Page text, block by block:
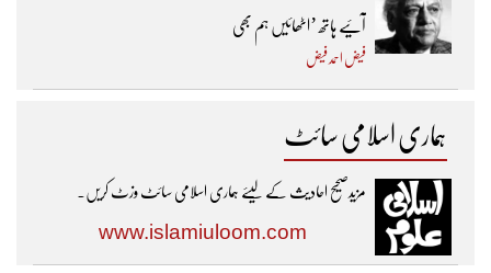
آئیے ہاتھ ’اٹھائیں ہم بھی
فیض احمد فیض
ہماری اسلامی سائٹ
مزیدصحیح احادیث کے لیئے ہماری اسلامی سائٹ وزٹ کریں۔
www.islamiuloom.com